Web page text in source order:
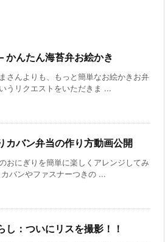
かんたん海苔弁お絵かき
さんよりも、もっと簡単なお絵かきお弁
うリクエストをいただきま ...
カバン弁当の作り方動画公開
おにぎりを簡単に楽しくアレンジしてみ
カバンやファスナーつきの ...
し：ついにリスを撮影！！